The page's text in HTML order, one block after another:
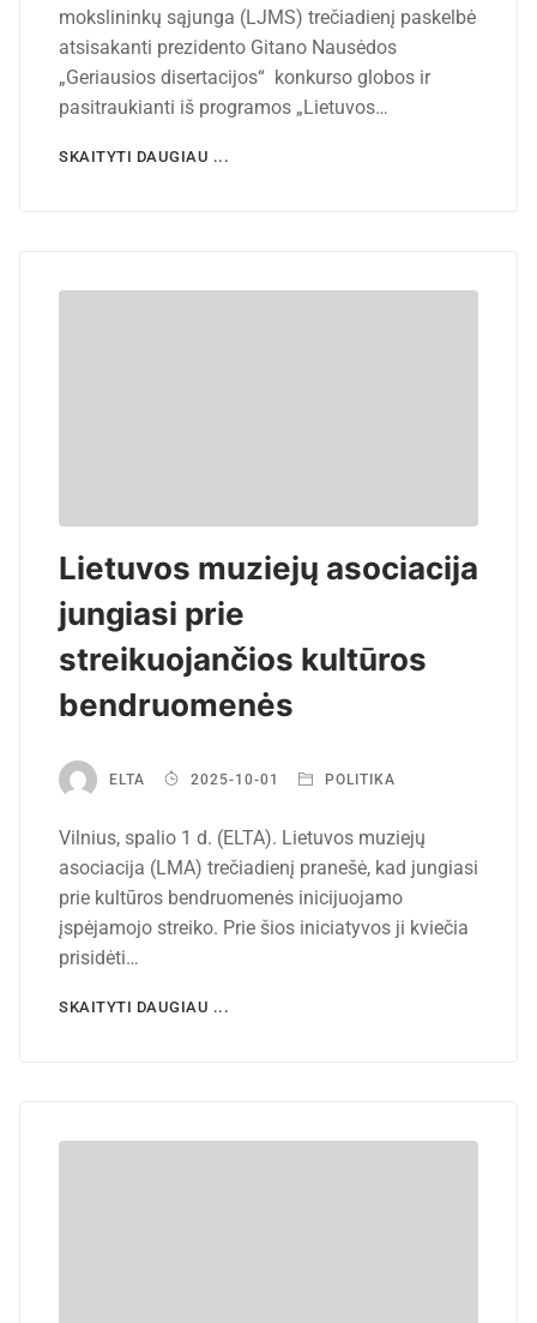
mokslininkų sąjunga (LJMS) trečiadienį paskelbė
atsisakanti prezidento Gitano Nausėdos
„Geriausios disertacijos“ konkurso globos ir
pasitraukianti iš programos „Lietuvos…
SKAITYTI DAUGIAU ...
Lietuvos muziejų asociacija
jungiasi prie
streikuojančios kultūros
bendruomenės
ELTA 2025-10-01 POLITIKA
Vilnius, spalio 1 d. (ELTA). Lietuvos muziejų
asociacija (LMA) trečiadienį pranešė, kad jungiasi
prie kultūros bendruomenės inicijuojamo
įspėjamojo streiko. Prie šios iniciatyvos ji kviečia
prisidėti…
SKAITYTI DAUGIAU ...